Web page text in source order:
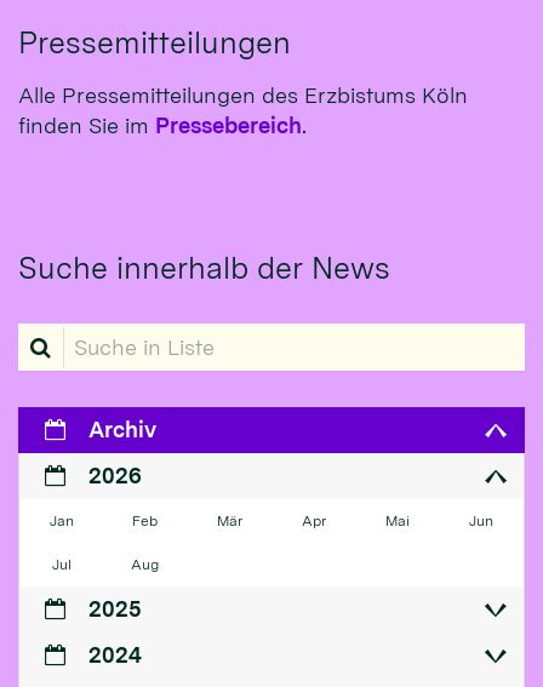
Pressemitteilungen
Alle Pressemitteilungen des Erzbistums Köln
finden Sie im Pressebereich.
Suche innerhalb der News
Suche in Liste
Archiv
2026
Jan Feb Mär Apr Mai Jun
Jul Aug
2025
2024